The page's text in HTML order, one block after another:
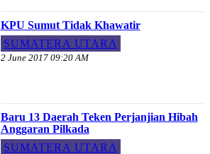
KPU Sumut Tidak Khawatir
SUMATERA UTARA
2 June 2017 09:20 AM
Baru 13 Daerah Teken Perjanjian Hibah
Anggaran Pilkada
SUMATERA UTARA